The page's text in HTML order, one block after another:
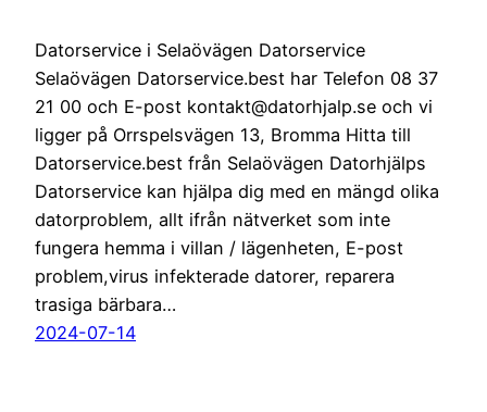
Datorservice i Selaövägen Datorservice
Selaövägen Datorservice.best har Telefon 08 37
21 00 och E-post kontakt@datorhjalp.se och vi
ligger på Orrspelsvägen 13, Bromma Hitta till
Datorservice.best från Selaövägen Datorhjälps
Datorservice kan hjälpa dig med en mängd olika
datorproblem, allt ifrån nätverket som inte
fungera hemma i villan / lägenheten, E-post
problem,virus infekterade datorer, reparera
trasiga bärbara…
2024-07-14